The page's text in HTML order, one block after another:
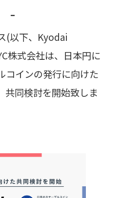
-
(以下、Kyodai
株式会社は、日本円に
コインの発行に向けた
共同検討を開始致しま